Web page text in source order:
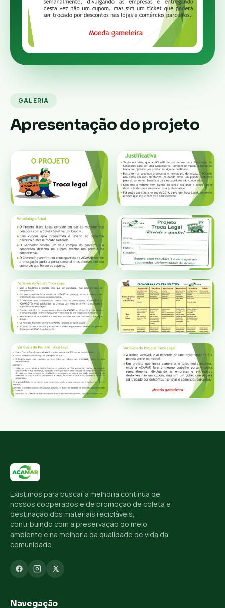
GALERIA
Apresentação do projeto
Existimos para buscar a melhoria contínua de
nossos cooperados e de promoção de coleta e
destinação dos materiais recicláveis,
contribuindo com a preservação do meio
ambiente e na melhoria da qualidade de vida da
comunidade.
Navegação